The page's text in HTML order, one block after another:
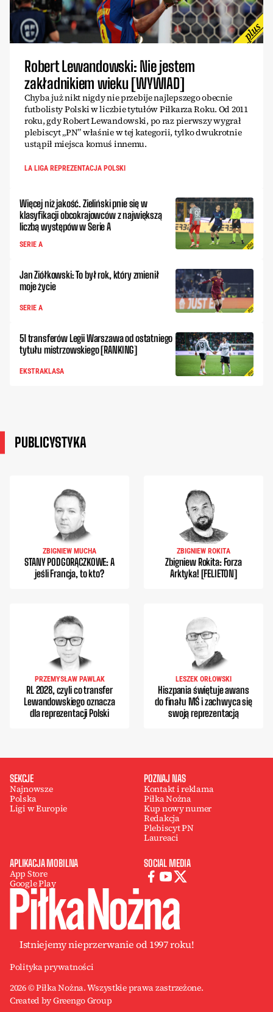
Robert Lewandowski: Nie jestem
zakładnikiem wieku [WYWIAD]
Chyba już nikt nigdy nie przebije najlepszego obecnie
futbolisty Polski w liczbie tytułów Piłkarza Roku. Od 2011
roku, gdy Robert Lewandowski, po raz pierwszy wygrał
plebiscyt „PN” właśnie w tej kategorii, tylko dwukrotnie
ustąpił miejsca komuś innemu.
LA LIGA REPREZENTACJA POLSKI
Więcej niż jakość. Zieliński pnie się w
klasyfikacji obcokrajowców z największą
liczbą występów w Serie A
SERIE A
Jan Ziółkowski: To był rok, który zmienił
moje życie
SERIE A
51 transferów Legii Warszawa od ostatniego
tytułu mistrzowskiego [RANKING]
EKSTRAKLASA
PUBLICYSTYKA
ZBIGNIEW MUCHA
STANY PODGORĄCZKOWE: A
jeśli Francja, to kto?
ZBIGNIEW ROKITA
Zbigniew Rokita: Forza
Arktyka! [FELIETON]
PRZEMYSŁAW PAWLAK
RL 2028, czyli co transfer
Lewandowskiego oznacza
dla reprezentacji Polski
LESZEK ORŁOWSKI
Hiszpania świętuje awans
do finału MŚ i zachwyca się
swoją reprezentacją
SEKCJE
Najnowsze
Polska
Ligi w Europie
POZNAJ NAS
Kontakt i reklama
Piłka Nożna
Kup nowy numer
Redakcja
Plebiscyt PN
Laureaci
APLIKACJA MOBILNA
App Store
Google Play
SOCIAL MEDIA
Istniejemy nieprzerwanie od 1997 roku!
Polityka prywatności
2026 © Piłka Nożna. Wszystkie prawa zastrzeżone.
Created by Greengo Group